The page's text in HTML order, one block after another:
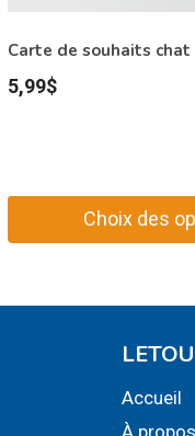
Carte de souhaits chat
5,99$
Choix des
Accueil
À propos